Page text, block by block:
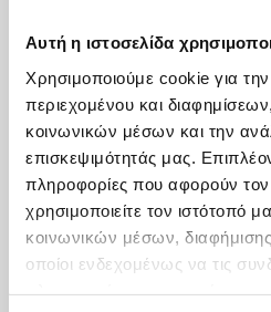
Αυτή η ιστοσελίδα
Χρησιμοποιούμε cookie για
περιεχομένου και
κοινωνικών μέσων και την
επισκεψιμότητάς μας.
πληροφορίες που αφορούν
χρησιμοποιείτε τον ιστότοπό
κοινωνικών μέσων,
οποίοι ενδεχομένως να τις